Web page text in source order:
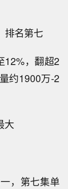
排名第七
12%，翻超2
约1900万-2
大
，第七集单